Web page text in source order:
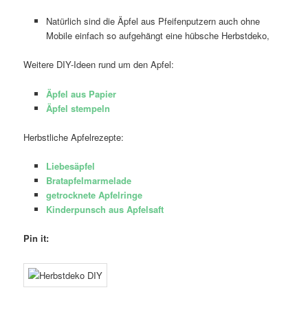
Natürlich sind die Äpfel aus Pfeifenputzern auch ohne
Mobile einfach so aufgehängt eine hübsche Herbstdeko,
Weitere DIY-Ideen rund um den Apfel:
Äpfel aus Papier
Äpfel stempeln
Herbstliche Apfelrezepte:
Liebesäpfel
Bratapfelmarmelade
getrocknete Apfelringe
Kinderpunsch aus Apfelsaft
Pin it: